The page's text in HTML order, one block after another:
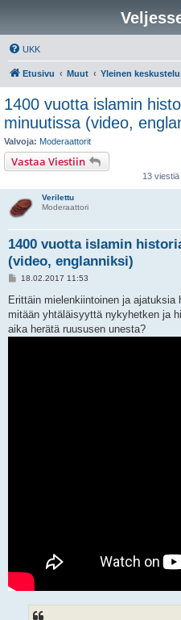
UKK
Etusivu Muut Yleinen keskustelu
1400 vuotta islamin
minuutissa (video,
Valvoja: Moderaattorit
Vastaa Viestiin
13 viestiä
Verilettu
Moderaattori
1400 vuotta islamin
(video, englanniksi)
V
e
s
t
i
18.02.2017 11:53
Erittäin mielenkiintoinen ja ajatuksia
mitään yhtäläisyyttä nykyhetken ja
aika herätä ruususen unesta?